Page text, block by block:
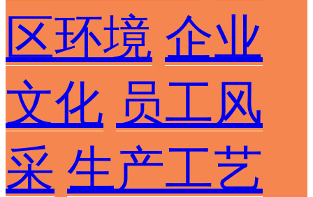
区环境 企业
文化 员工风
采 生产工艺